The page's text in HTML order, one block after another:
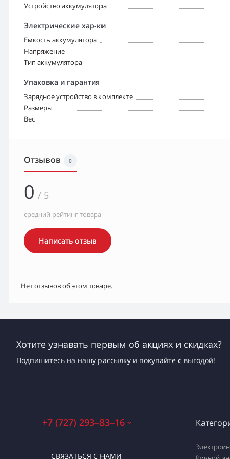
Устройство аккумулятора
Электрические хар-ки
Емкость аккумулятора
Напряжение
Тип аккумулятора
Упаковка и гарантия
Зарядное устройство в комплекте
Размеры
Вес
Отзывов 0
0 / 5
средний рейтинг товара
Написать отзыв
Нет отзывов об этом товаре.
Хотите узнавать первым об акциях и скидках?
Подпишитесь на нашу рассылку и покупайте с выгодой!
+7 (727) 293‒83‒16
СВЯЗАТЬСЯ С НАМИ